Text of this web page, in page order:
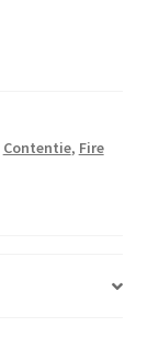
Contentie, Fire